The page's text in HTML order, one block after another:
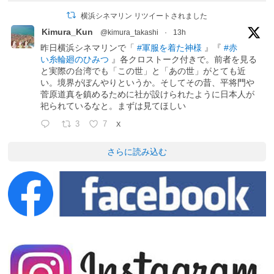
横浜シネマリン リツイートされました
Kimura_Kun @kimura_takashi · 13h
昨日横浜シネマリンで「#軍服を着た神様 』『#赤
い糸輪廻のひみつ 』各クロストーク付きで。前者を見る
と実際の台湾でも「この世」と「あの世」がとても近
い。境界がぼんやりというか。そしてその昔、平将門や
菅原道真を鎮めるために社が設けられたように日本人が
祀られているなと。まずは見てほしい
3 7 X
さらに読み込む